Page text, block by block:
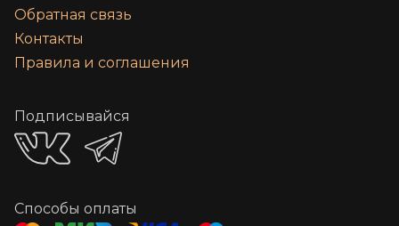
Обратная связь
Контакты
Правила и соглашения
Подписывайся
Способы оплаты